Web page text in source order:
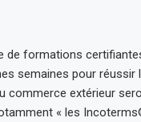
de formations
semaines pour
commerce extérieur
« les